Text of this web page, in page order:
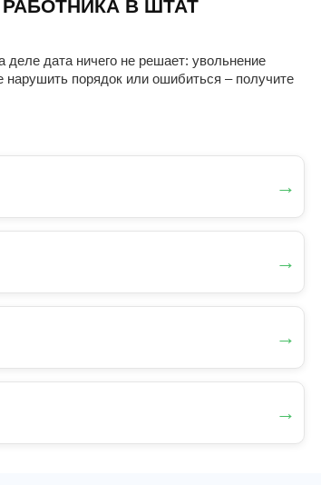
В ШТАТ
деле дата ничего не решает: увольнение
нарушить порядок или ошибиться – получите
→
→
→
→